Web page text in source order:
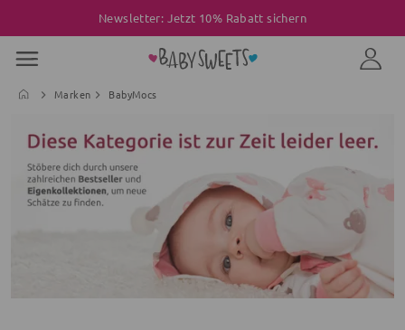
Newsletter: Jetzt 10% Rabatt sichern
Marken BabyMocs